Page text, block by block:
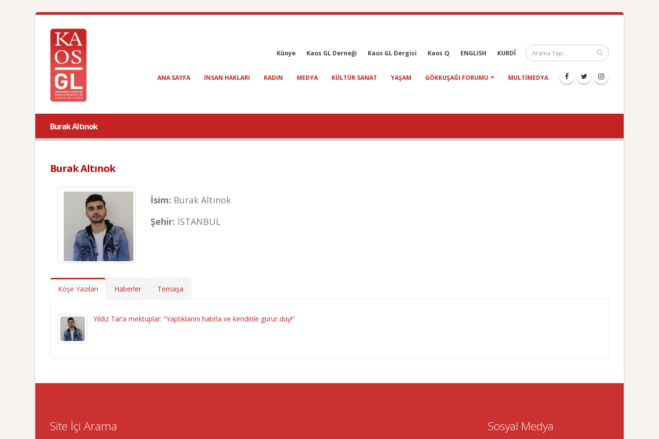
Künye Kaos GL Derneği Kaos GL Dergisi Kaos Q ENGLISH KURDÎ
ANA SAYFA INSAN HAKLARI KADIN MEDYA KÜLTÜR SANAT YAŞAM GÖKKUŞAĞI FORUMU MULTIMEDYA
Burak Altınok
Burak Altınok
İsim: Burak Altınok
Şehir: İSTANBUL
Köşe Yazıları Haberler Temaşa
Yıldız Tar’a mektuplar: “Yaptıklarını hatırla ve kendinle gurur duy!”
Site İçi Arama Sosyal Medya